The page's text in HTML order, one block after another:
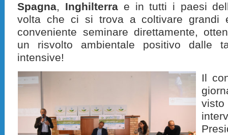
Spagna, Inghilterra e in tutti i paesi
volta che ci si trova a coltivare grandi
conveniente seminare direttamente,
un risvolto ambientale positivo dalle
intensive!
Il